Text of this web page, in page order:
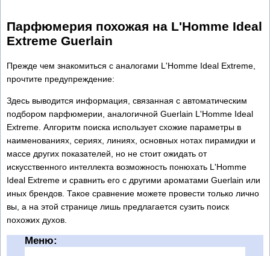
Парфюмерия похожая на L'Homme Ideal
Extreme Guerlain
Прежде чем знакомиться с аналогами L'Homme Ideal Extreme,
прочтите предупреждение:
Здесь выводится информация, связанная с автоматическим
подбором парфюмерии, аналогичной Guerlain L'Homme Ideal
Extreme. Алгоритм поиска использует схожие параметры в
наименованиях, сериях, линиях, основных нотах пирамидки и
массе других показателей, но не стоит ожидать от
искусственного интеллекта возможность понюхать L'Homme
Ideal Extreme и сравнить его с другими ароматами Guerlain или
иных брендов. Такое сравнение можете провести только лично
вы, а на этой странице лишь предлагается сузить поиск
похожих духов.
Меню: